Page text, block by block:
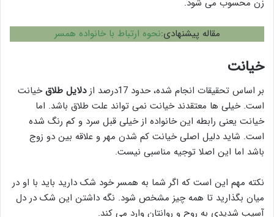
مقاله پیشنهادی:نحوه ارتباط با خانواده همسر
خیانت
بر اساس تحقیقات انجام شده، حدود 17درصد از دلایل طلاقخیانت
است. خیلی ها معتقدند خیانت نمی تواند علت طلاق باشد. اما
خیانت یعنی رابطه این خانواده از خیلی قبل سرد و کم رنگ شده
است. شاید دلیل اصلی خیانت کم شدن مهر و علاقه بین دو زوج
باشد اما این اصلا توجیه مناسبی نیست.
نکته مهم این است که اگر شما به همسر خود شک دارید باید با او در
میان بگذارید تا همه چیز مشخص شود. نگه داشتن این شک در دل
آسیب شدیدی به روح و روانتان وارد می کند.